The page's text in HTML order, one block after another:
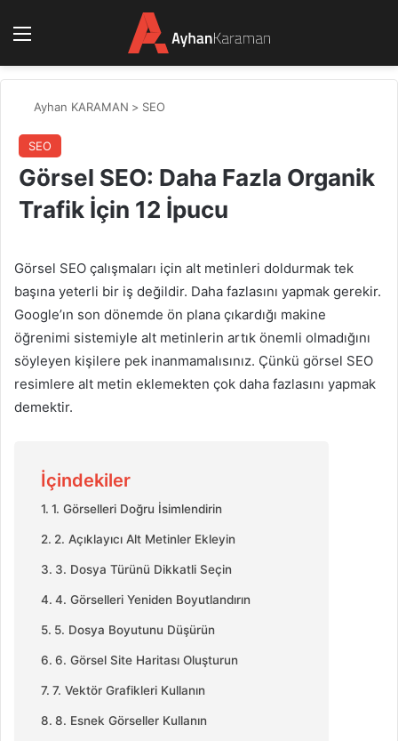
Ayhan KARAMAN > SEO
SEO
Görsel SEO: Daha Fazla Organik
Trafik İçin 12 İpucu
Görsel SEO çalışmaları için alt metinleri doldurmak tek
başına yeterli bir iş değildir. Daha fazlasını yapmak gerekir.
Google’ın son dönemde ön plana çıkardığı makine
öğrenimi sistemiyle alt metinlerin artık önemli olmadığını
söyleyen kişilere pek inanmamalısınız. Çünkü görsel SEO
resimlere alt metin eklemekten çok daha fazlasını yapmak
demektir.
İçindekiler
1. Görselleri Doğru İsimlendirin
2. Açıklayıcı Alt Metinler Ekleyin
3. Dosya Türünü Dikkatli Seçin
4. Görselleri Yeniden Boyutlandırın
5. Dosya Boyutunu Düşürün
6. Görsel Site Haritası Oluşturun
7. Vektör Grafikleri Kullanın
8. Esnek Görseller Kullanın